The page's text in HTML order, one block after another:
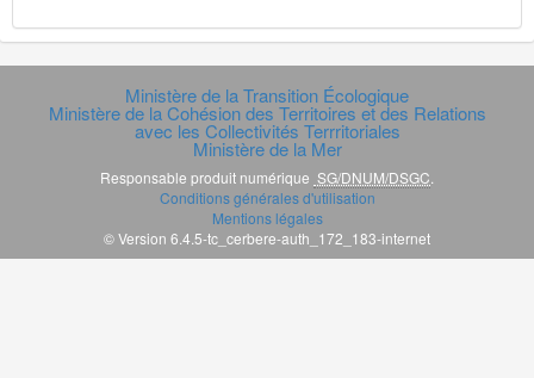
Ministère de la Transition Écologique
Ministère de la Cohésion des Territoires et des Relations
avec les Collectivités Terrritoriales
Ministère de la Mer
Responsable produit numérique SG/DNUM/DSGC
Conditions générales d'utilisation
Mentions légales
© Version 6.4.5-tc_cerbere-auth_172_183-internet